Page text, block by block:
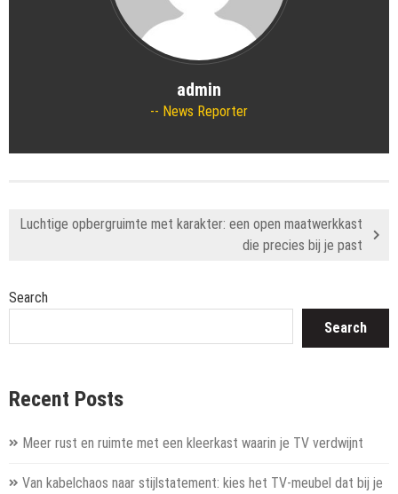
admin
News Reporter
Luchtige opbergruimte met karakter: een open maatwerkkast
die precies bij je past
Search
Search
Recent Posts
Meer rust en ruimte met een kleerkast waarin je TV verdwijnt
Van kabelchaos naar stijlstatement: kies het TV-meubel dat bij je